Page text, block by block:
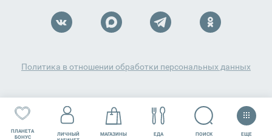
ПЛАНЕТА
БОНУС
ЛИЧНЫЙ
МАГАЗИНЫ ЕДА РАЗВЛЕЧЕНИЯ СЕРВИСЫ
ПОИСК ЕЩЕ
Политика в отношении обработки персональных данных